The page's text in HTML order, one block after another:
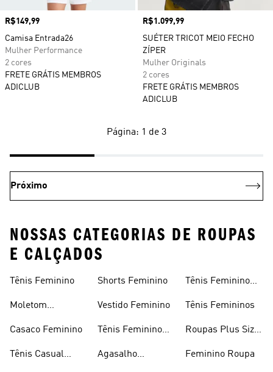
Preço
R$149,99
Camisa Entrada26
Mulher Performance
2 cores
FRETE GRÁTIS MEMBROS
ADICLUB
Preço
R$1.099,99
SUÉTER TRICOT MEIO FECHO
ZÍPER
Mulher Originals
2 cores
FRETE GRÁTIS MEMBROS
ADICLUB
Página: 1 de 3
Próximo
NOSSAS CATEGORIAS DE ROUPAS
E CALÇADOS
Tênis Feminino
Moletom
Casaco Feminino
Tênis Casual
Shorts Feminino
Vestido Feminino
Tênis Feminino
Agasalho
Tênis Feminino
Tênis Femininos
Roupas Plus Size
Feminino Roupa